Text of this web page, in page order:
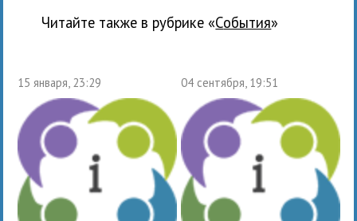
Читайте также в рубрике « события»
15 января, 23:29 04 сентября, 19:51